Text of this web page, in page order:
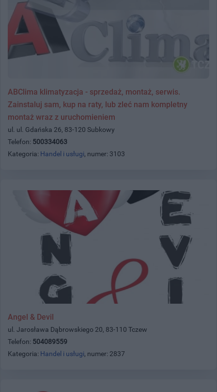
ABClima klimatyzacja - sprzedaż, montaż, serwis.
Zainstaluj sam, kup na raty, lub zleć nam kompletny
montaż wraz z uruchomieniem
ul. ul. Gdańska 26, 83-120 Subkowy
Telefon: 500334063
Kategoria: Handel i usługi, numer: 3103
Angel & Devil
ul. Jarosława Dąbrowskiego 20, 83-110 Tczew
Telefon: 504089559
Kategoria: Handel i usługi, numer: 2837